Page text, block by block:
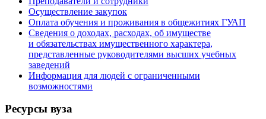
Осуществление закупок
Оплата обучения и проживания в общежитиях ГУАП
Сведения о доходах, расходах, об имуществе
и обязательствах имущественного характера,
представленные руководителями высших учебных
заведений
Информация для людей с ограниченными
возможностями
Ресурсы вуза